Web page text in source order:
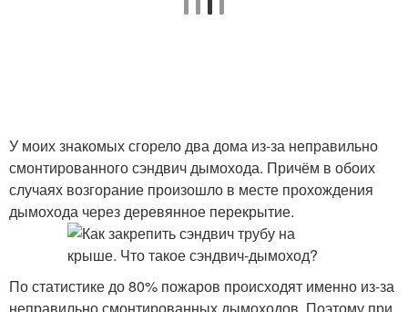
У моих знакомых сгорело два дома из-за неправильно
смонтированного сэндвич дымохода. Причём в обоих
случаях возгорание произошло в месте прохождения
дымохода через деревянное перекрытие.
По статистике до 80% пожаров происходят именно из-за